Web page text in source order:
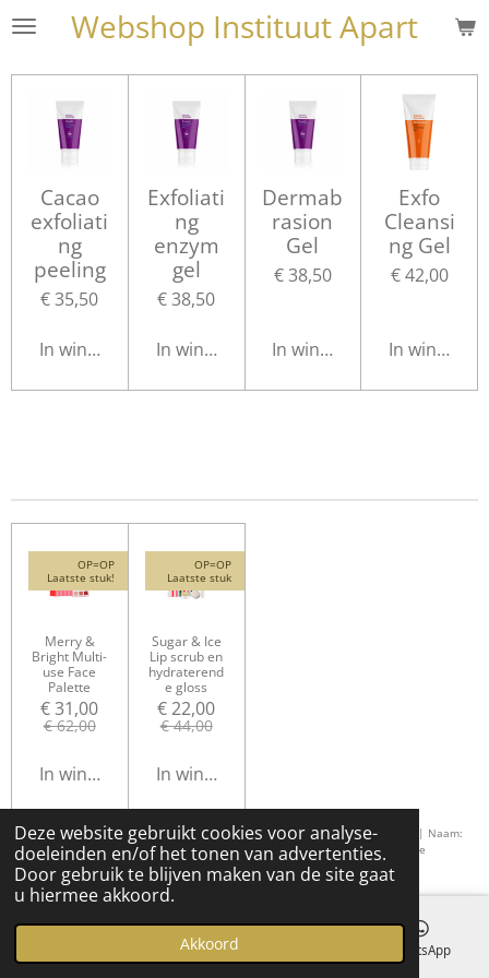
Deze website gebruikt cookies voor analyse-
doeleinden en/of het tonen van advertenties.
Door gebruik te blijven maken van de site gaat
u hiermee akkoord.
Akkoord
Ga
naar
hoofdinhoud
Webshop Instituut Apart
Cacao
exfoliati
ng
peeling
€ 35,50
In winkelwagen
Exfoliati
ng
enzym
gel
€ 38,50
In winkelwagen
Dermab
rasion
Gel
€ 38,50
In winkelwagen
Exfo
Cleansi
ng Gel
€ 42,00
In
OP=OP
Laatste stuk!
Merry &
Bright Multi-
use Face
Palette
€ 31,00
€ 62,00
In winkelwagen
OP=OP
Laatste stuk
Sugar & Ice
Lip scrub en
hydraterend
e gloss
€ 22,00
€ 44,00
In winkelwagen
© Gemaakt Door Hermes Van SteenbruggeVerantwoordelijke binnen de EU; | Naam:
Biorius | Adres: Avenue Léonard de Vinci 14, 1300 Wavre BelgiumElektronische
contactgegevens:
info@biorius.com +32 2 888 4010
Kaart WhatsApp